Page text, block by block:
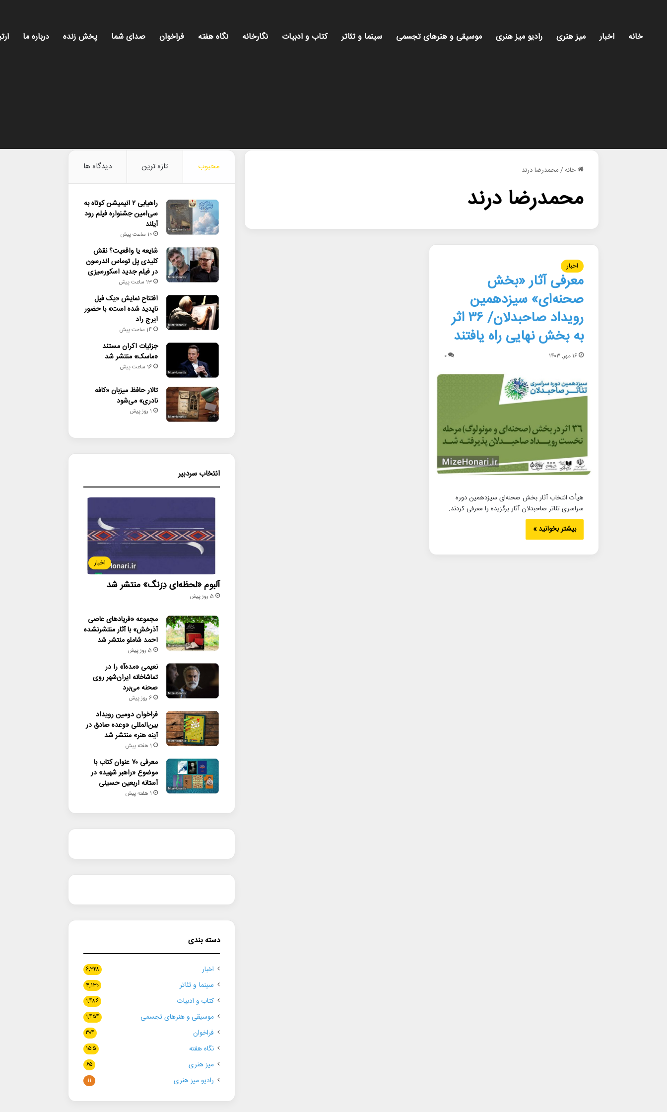
خانه اخبار میز هنری رادیو میز هنری موسیقی و هنرهای تجسمی سینما و تئاتر کتاب و ادبیات نگارخانه نگاه هفته فراخوان صدای شما پخش زنده درباره ما
خانه/محمدرضا درند
محمدرضا درند
اخبار
معرفی آثار «بخش
صحنه‌ای» سیزدهمین
رویداد صاحبدلان/ ۳۶ اثر
به بخش نهایی راه یافتند
۱۶ مهر, ۱۴۰۳ ۰
هیأت انتخاب آثار بخش صحنه‌ای سیزدهمین دوره
سراسری تئاتر صاحبدلان آثار برگزیده را معرفی کردند.
بیشتر بخوانید »
محبوب تازه ترین دیدگاه ها
راهیابی ۲ انیمیشن کوتاه به
سی‌امین جشنواره فیلم رود
آیلند
10 ساعت پیش
شایعه یا واقعیت؟ نقش
کلیدی پل توماس اندرسون
در فیلم جدید اسکورسیزی
13 ساعت پیش
افتتاح نمایش «یک فیل
ناپدید شده است» با حضور
ایرج راد
14 ساعت پیش
جزئیات اکران مستند
«ماسک» منتشر شد
16 ساعت پیش
تالار حافظ میزبان «کافه
نادری» می‌شود
1 روز پیش
انتخاب سردبیر
اخبار
آلبوم «لحظه‌ای دِرَنگ» منتشر شد
5 روز پیش
مجموعه «فریادهای عاصی
آذرخش» با آثار منتشرنشده
احمد شاملو منتشر شد
5 روز پیش
نعیمی «مده‌آ» را در
تماشاخانه ایران‌شهر روی
صحنه می‌برد
6 روز پیش
فراخوان دومین رویداد
بین‌المللی «وعده صادق در
آینه هنر» منتشر شد
1 هفته پیش
معرفی ۷۰ عنوان کتاب با
موضوع «راهبر شهید» در
آستانه اربعین حسینی
1 هفته پیش
دسته بندی
اخبار ۶,۳۲۸
سینما و تئاتر ۴,۱۳۰
کتاب و ادبیات ۱,۴۸۶
موسیقی و هنرهای تجسمی ۱,۴۵۴
فراخوان ۳۰۴
نگاه هفته ۱۵۵
میز هنری ۶۵
رادیو میز هنری ۱۱